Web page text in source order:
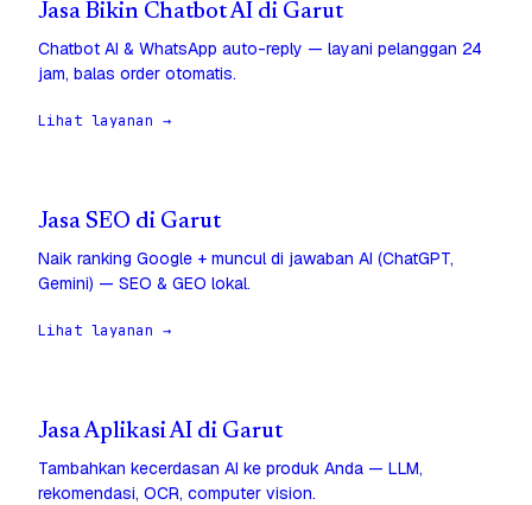
Jasa Bikin Chatbot AI di Garut
Chatbot AI & WhatsApp auto-reply — layani pelanggan 24
jam, balas order otomatis.
Lihat layanan →
Jasa SEO di Garut
Naik ranking Google + muncul di jawaban AI (ChatGPT,
Gemini) — SEO & GEO lokal.
Lihat layanan →
Jasa Aplikasi AI di Garut
Tambahkan kecerdasan AI ke produk Anda — LLM,
rekomendasi, OCR, computer vision.